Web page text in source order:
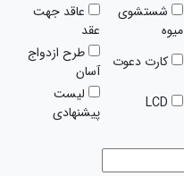
شستشوی
میوه
عاقد جهت
عقد
کارت دعوت
طرح ازدواج
آسان
لیست
پیشنهادی